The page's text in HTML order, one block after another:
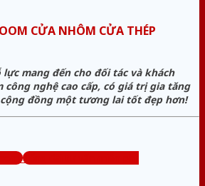
CỬA NHÔM CỬA THÉP
lực mang đến cho đối tác và khách
công nghệ cao cấp, có giá trị gia tăng
đồng một tương lai tốt đẹp hơn!
Tổng đài tư vấn miễn phí: